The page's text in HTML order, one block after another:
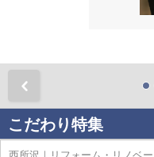
こだわり特集